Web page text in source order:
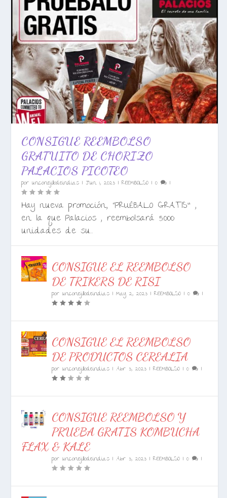
CONSIGUE REEMBOLSO
GRATUITO DE CHORIZO
PALACIOS PICOTEO
porunconejillodeindias | Jun 1, 2023 |REEMBOLSO |0 |
Hay nueva promoción, “PRUÉBALO GRATIS” ,
en la que Palacios , reembolsará 5.000
unidades de su...
CONSIGUE EL REEMBOLSO
DE TRIKERS DE RISI
porunconejillodeindias |May 2, 2023 |REEMBOLSO |0 |
CONSIGUE EL REEMBOLSO
DE PRODUCTOS CEREALIA
porunconejillodeindias |Abr 3, 2023 |REEMBOLSO |0 |
CONSIGUE REEMBOLSO Y
PRUEBA GRATIS KOMBUCHA
FLAX & KALE
porunconejillodeindias |Abr 3, 2023 |REEMBOLSO |0 |